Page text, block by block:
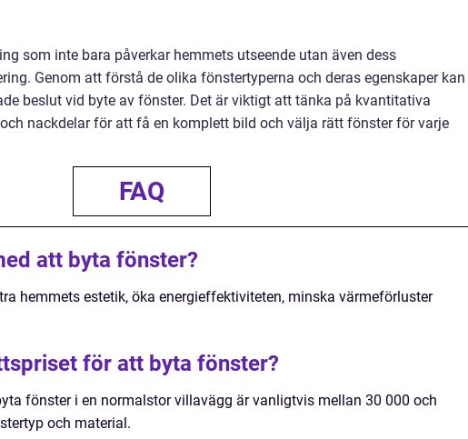
som inte bara påverkar hemmets utseende utan även dess
Genom att förstå de olika fönstertyperna och deras egenskaper kan
beslut vid byte av fönster. Det är viktigt att tänka på kvantitativa
nackdelar för att få en komplett bild och välja rätt fönster för varje
FAQ
att byta fönster?
hemmets estetik, öka energieffektiviteten, minska värmeförluster
för att byta fönster?
fönster i en normalstor villavägg är vanligtvis mellan 30 000 och
och material.